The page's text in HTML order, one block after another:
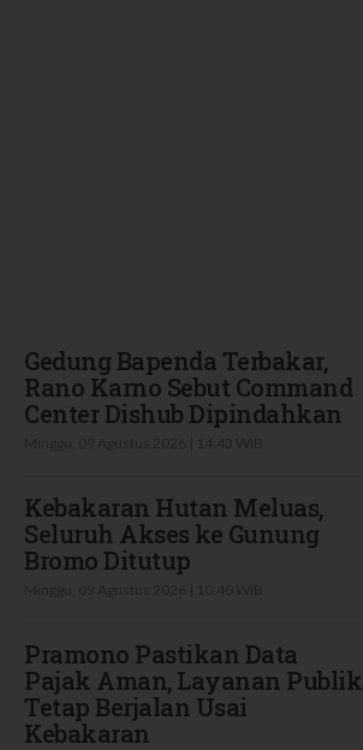
Gedung Bapenda Terbakar,
Rano Karno Sebut Command
Center Dishub Dipindahkan
Kebakaran Hutan Meluas,
Seluruh Akses ke Gunung
Bromo Ditutup
Pramono Pastikan Data
Pajak Aman, Layanan Publik
Tetap Berjalan Usai
Kebakaran